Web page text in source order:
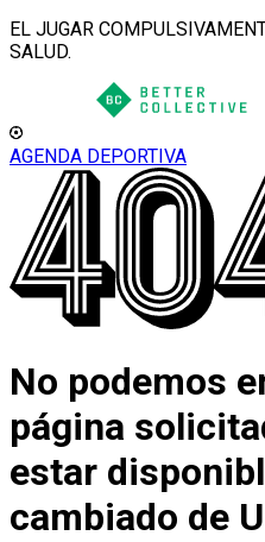
EL JUGAR
SALUD.
AGENDA DEPORTIVA
No podemos
página
estar
cambiado de